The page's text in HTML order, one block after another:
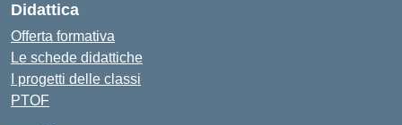
Didattica
Offerta formativa
Le schede didattiche
I progetti delle classi
PTOF